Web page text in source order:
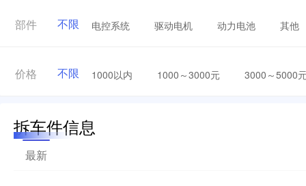
部件 不限 电控系统 驱动电机 动力电池 其他
价格 不限 1000以内 1000～3000元 3000～5000
拆车件信息
最新